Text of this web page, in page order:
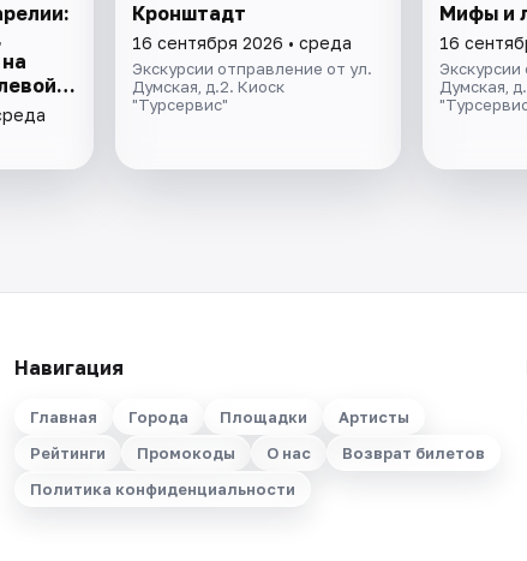
Кронштадт
16 сентября 2026 • среда
Экскурсии отправление от ул.
Думская, д.2. Киоск
"Турсервис"
Мифы и
16
Думская,
Навигация
Главная Города Площадки
Артисты
Рейтинги
Промокоды О нас
Возврат билетов
Политика конфиденциальности